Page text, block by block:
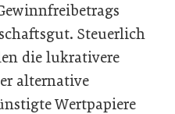
Steuerlich
die lukrativere
alternative
Wertpapiere